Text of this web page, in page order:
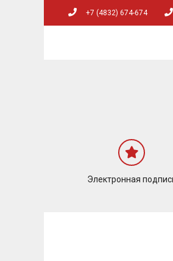
+7 (4832) 674-674
Электронная